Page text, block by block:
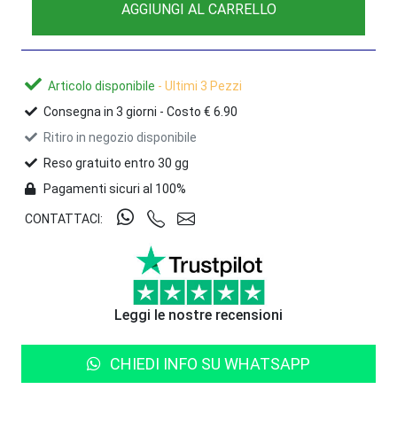
AGGIUNGI AL CARRELLO
Articolo disponibile - Ultimi 3 Pezzi
Consegna in 3 giorni - Costo € 6.90
Ritiro in negozio disponibile
Reso gratuito entro 30 gg
Pagamenti sicuri al 100%
CONTATTACI:
Leggi le nostre recensioni
CHIEDI INFO SU WHATSAPP